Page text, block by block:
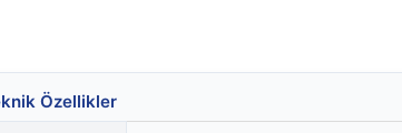
Özellikler